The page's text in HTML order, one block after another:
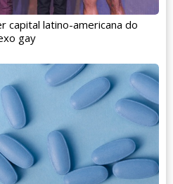
capital latino-americana do
gay